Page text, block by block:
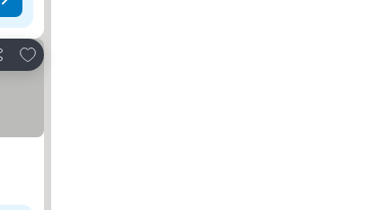
Adicionar aos favoritos